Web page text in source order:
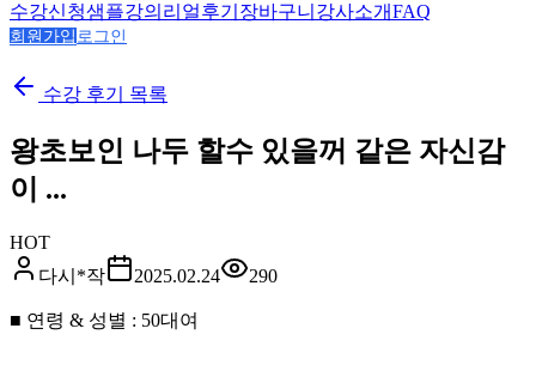
수강신청샘플강의 리얼후기 장바구니 강사소개FAQ
회원가입 로그인
수강 후기 목록
왕초보인 나두 할수 있을꺼 같은 자신감
이 ...
HOT
다시*작
2025.02.24 290
■ 연령 & 성별 : 50대여